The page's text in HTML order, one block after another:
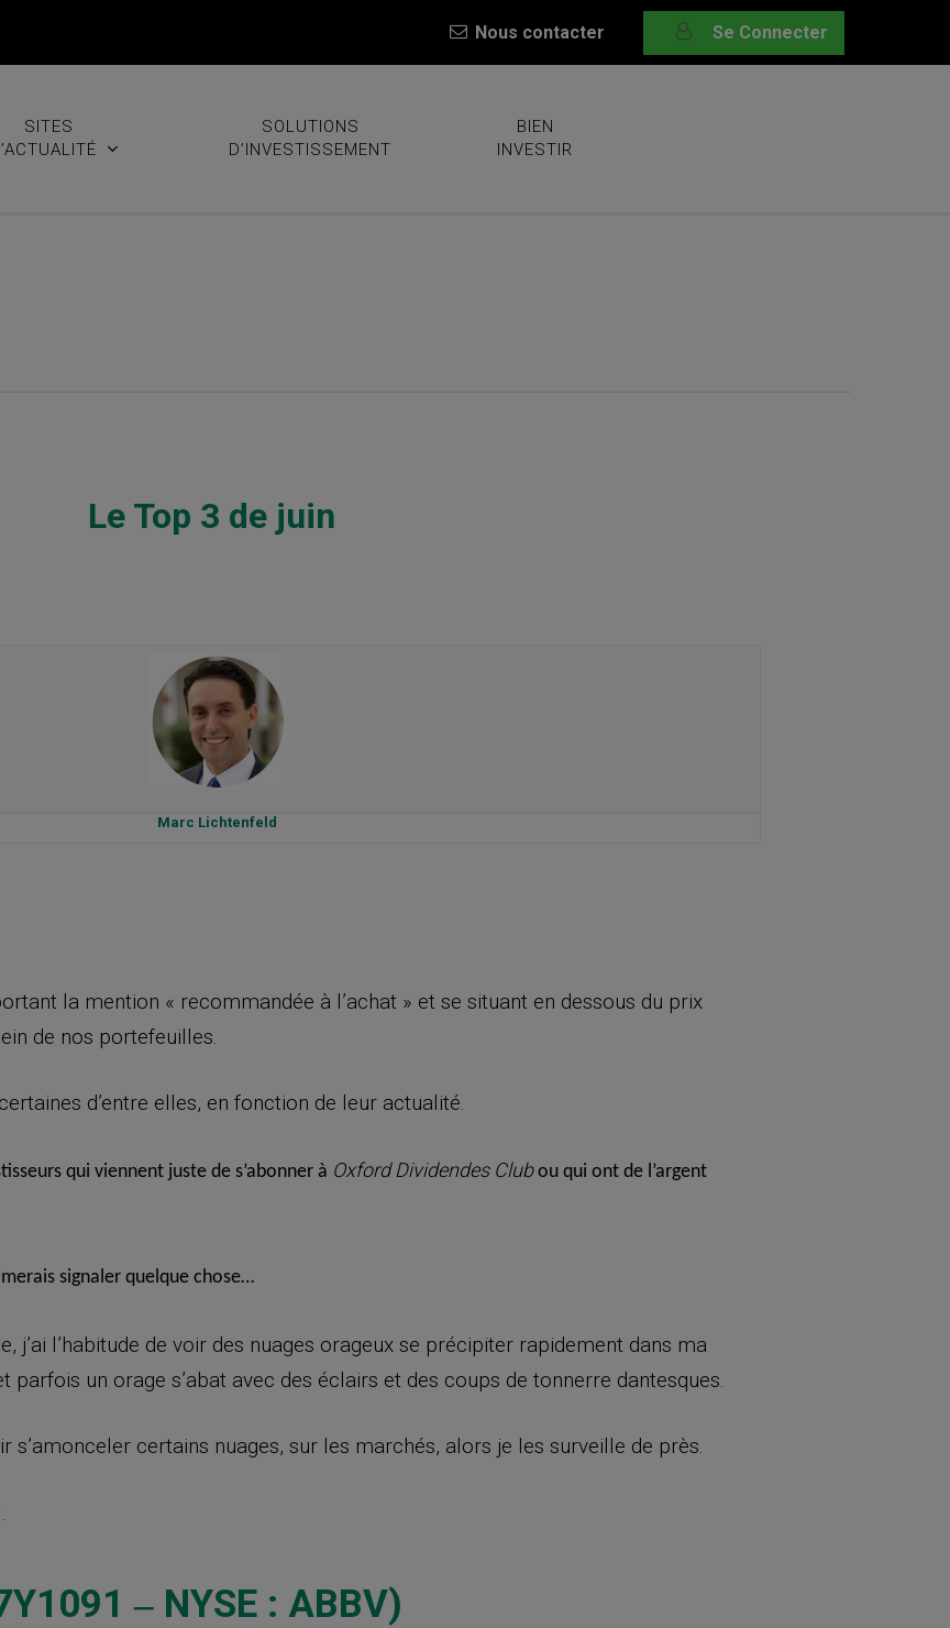
Nous contacter Se Connecter
SITES
SOLUTIONS
D’INVESTISSEMENT
BIEN
INVESTIR
Le Top 3 de juin
Marc Lichtenfeld
la mention « recommandée à l’achat » et se situant en dessous du prix
de nos portefeuilles.
d’entre elles, en fonction de leur actualité.
qui viennent juste de s’abonner à Oxford Dividendes Clubou qui ont de l’argent
signaler quelque chose…
j’ai l’habitude de voir des nuages orageux se précipiter rapidement dans ma
parfois un orage s’abat avec des éclairs et des coups de tonnerre dantesques.
s’amonceler certains nuages, sur les marchés, alors je les surveille de près.
‒ NYSE : ABBV)